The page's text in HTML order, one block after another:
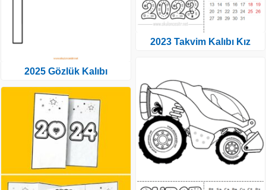
2025 Gözlük Kalıbı
2023 Takvim Kalıbı Kız